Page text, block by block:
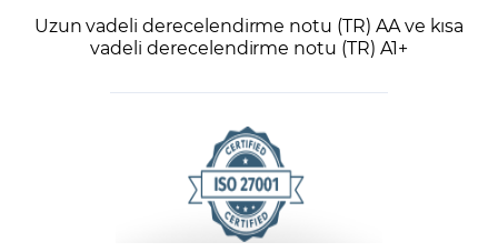
Uzun vadeli derecelendirme notu (TR) AA ve kısa
vadeli derecelendirme notu (TR) A1+